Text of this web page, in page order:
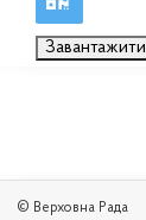
Завантажити
© Верховна Рада